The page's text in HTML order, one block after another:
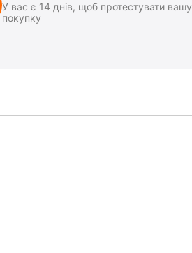
У вас є 14 днів, щоб протестувати вашу
покупку